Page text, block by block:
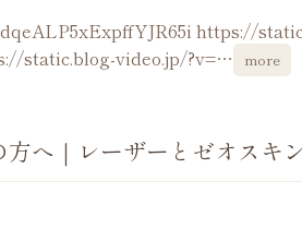
https://
static.blog-video.jp/?v=…
more
へ｜レーザーとゼオスキ